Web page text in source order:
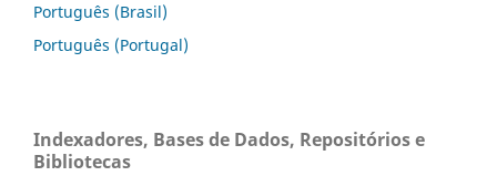
Português (Brasil)
Português (Portugal)
Indexadores, Bases de Dados, Repositórios e
Bibliotecas